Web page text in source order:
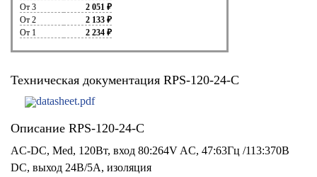
От 3
2 051 ₽
От 2
2 133 ₽
От 1
2 234 ₽
Техническая документация RPS-120-24-C
datasheet.pdf
Описание RPS-120-24-C
AC-DC, Med, 120Вт, вход 80:264V AC, 47:63Гц /113:370В
DC, выход 24В/5A, изоляция